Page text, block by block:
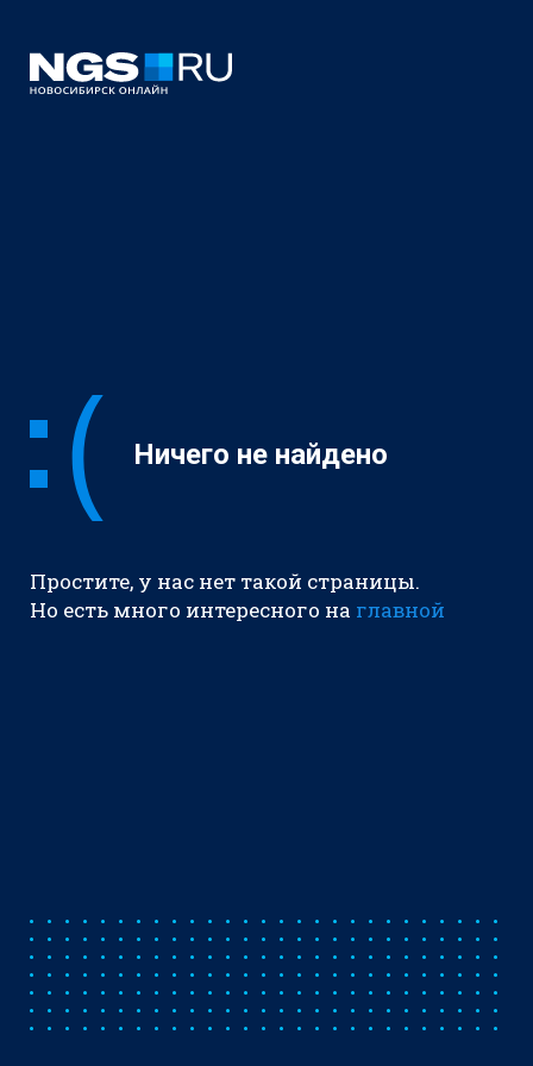
Ничего не найдено
Простите, у нас нет такой страницы.
Но есть много интересного на главной